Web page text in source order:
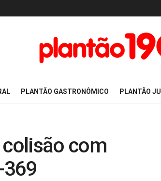
PLANTÃO GASTRONÔMICO PLANTÃO
com
369